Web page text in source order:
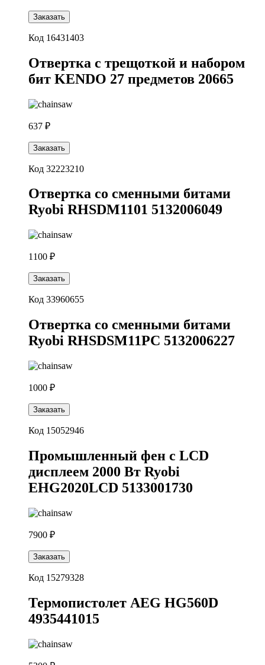
Заказать
Код 16431403
Отвертка с трещоткой и набором
бит KENDO 27 предметов 20665
637 ₽
Заказать
Код 32223210
Отвертка со сменными битами
Ryobi RHSDM1101 5132006049
1100 ₽
Заказать
Код 33960655
Отвертка со сменными битами
Ryobi RHSDSM11PC 5132006227
1000 ₽
Заказать
Код 15052946
Промышленный фен с LCD
дисплеем 2000 Вт Ryobi
EHG2020LCD 5133001730
7900 ₽
Заказать
Код 15279328
Термопистолет AEG HG560D
4935441015